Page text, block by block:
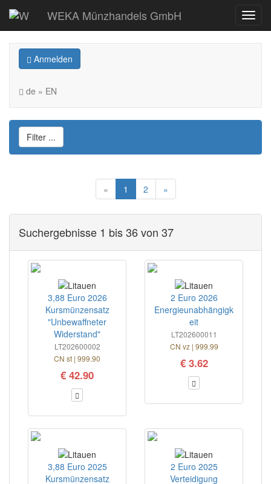
WEKA Münzhandels GmbH
Anmelden
de » EN
Filter ...
« 1 2 »
Suchergebnisse 1 bis 36 von 37
3,88 Euro 2026
Kursmünzensatz
"Unbewaffneter
Widerstand"
LT202600002
CN st | 999.90
€ 42.90
2 Euro 2026
Energieunabhängigk
eit
LT202600011
CN vz | 999.99
€ 3.62
3,88 Euro 2025
Kursmünzensatz
2 Euro 2025
Verteidigung